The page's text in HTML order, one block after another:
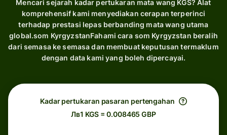
Mencari sejarah kadar pertukaran mata wang KGS? Alat
komprehensif kami menyediakan cerapan terperinci
terhadap prestasi lepas berbanding mata wang utama
global.som KyrgyzstanFahami cara som Kyrgyzstan beralih
dari semasa ke semasa dan membuat keputusan termaklum
dengan data kami yang boleh dipercayai.
Kadar pertukaran pasaran pertengahan
Лв1 KGS = 0.008465 GBP